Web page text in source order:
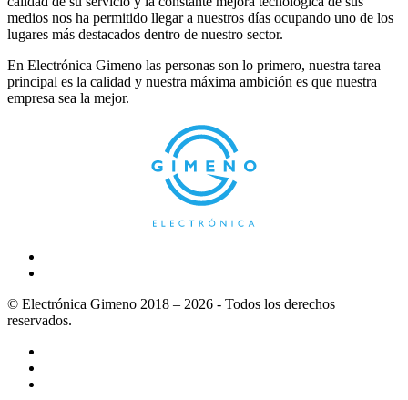
medios nos ha permitido llegar a nuestros días ocupando uno de los
lugares más destacados dentro de nuestro sector.
En Electrónica Gimeno las personas son lo primero, nuestra tarea
principal es la calidad y nuestra máxima ambición es que nuestra
empresa sea la mejor.
© Electrónica Gimeno 2018 – 2026 - Todos los derechos
reservados.